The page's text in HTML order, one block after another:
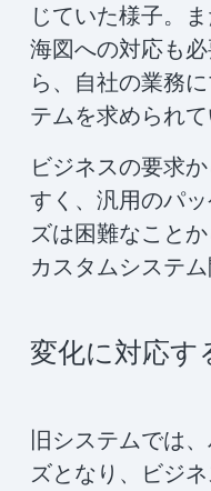
じていた様子。
海図への対応も
ら、自社の業務
テムを求められて
ビジネスの要求
すく、汎用のパ
ズは困難なこと
カスタムシステ
変化に対応す
旧システムでは
ズとなり、ビジ